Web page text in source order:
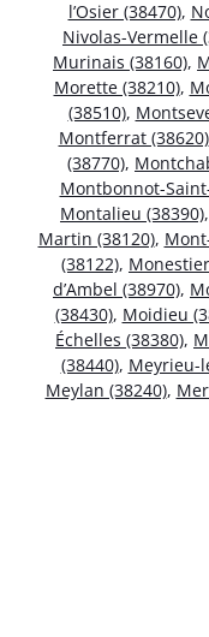
l’Osier (38470),
Nivolas-Vermelle
Murinais (38160),
Morette (38210),
(38510),
Montferrat (38620)
(38770),
Montbonnot-
Montalieu (38390),
Martin (38120),
(38122),
d’Ambel (38970),
(38430), Moidieu
Échelles (38380),
(38440), Meyrieu-
Meylan (38240),